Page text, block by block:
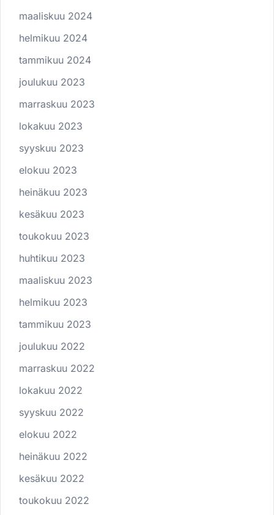
maaliskuu 2024
helmikuu 2024
tammikuu 2024
joulukuu 2023
marraskuu 2023
lokakuu 2023
syyskuu 2023
elokuu 2023
heinäkuu 2023
kesäkuu 2023
toukokuu 2023
huhtikuu 2023
maaliskuu 2023
helmikuu 2023
tammikuu 2023
joulukuu 2022
marraskuu 2022
lokakuu 2022
syyskuu 2022
elokuu 2022
heinäkuu 2022
kesäkuu 2022
toukokuu 2022